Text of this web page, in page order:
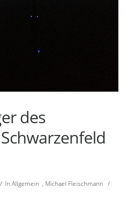
des
/ In Allgemein , Michael Fleischmann /